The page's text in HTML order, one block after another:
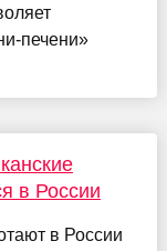
печени»
в России
в России